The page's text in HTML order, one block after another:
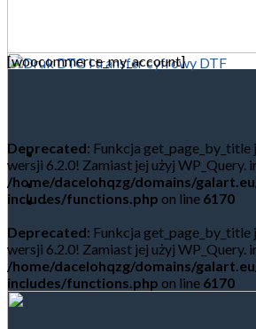
-
[woocommerce_my_account]
Deprecated: Funkcja get_page_by_title
wersji 6.2.0! Zamiast jej użyj WP_Query.
/home/dacelohqzg/domains/
includes/functions.php on line 6170
Deprecated: Funkcja get_page_by_title
wersji 6.2.0! Zamiast jej użyj WP_Query.
/home/dacelohqzg/domains/
includes/functions.php on line 6170